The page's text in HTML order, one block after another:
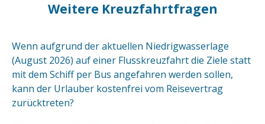
Weitere Kreuzfahrtfragen
Wenn aufgrund der aktuellen Niedrigwasserlage
(August 2026) auf einer Flusskreuzfahrt die Ziele statt
mit dem Schiff per Bus angefahren werden sollen,
kann der Urlauber kostenfrei vom Reisevertrag
zurücktreten?